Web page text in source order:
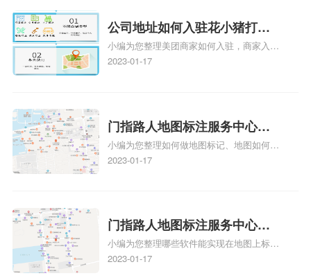
情可查看下方正文！
公司地址如何入驻花小猪打车
地图标记？指路人地图标注服
务中心铺如何入驻花小猪打车
小编为您整理美团商家如何入驻，商家入驻
教程、商家如何入驻地图、如何入驻地:、
2023-01-17
门指路人地图标注服务中心如
何做花小猪打车地图位置标
记？门指路人地图标注服务中
小编为您整理如何做地图标记、地图如何做
标记、so搜街景中如何做标记、360e启花贷
关地图标注知识，详情可查看下方正文！
2023-01-17
门指路人地图标注服务中心地
图位置地址标记？门指路人地
图标注服务中心苹果地图位置
小编为您整理哪些软件能实现在地图上标记
门指路人地图标注服务中心位置、门指路人
2023-01-17